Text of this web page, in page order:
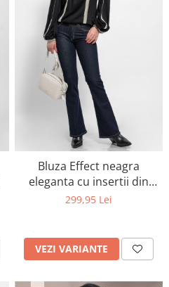
Bluza Effect neagra
eleganta cu insertii din
dantela-rafinament cu
299,95 Lei
VEZI VARIANTE